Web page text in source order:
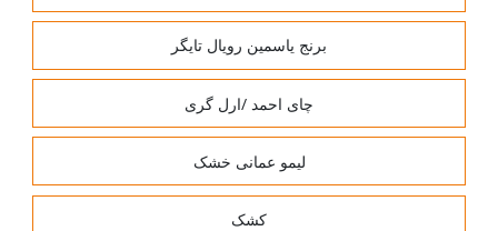
برنج یاسمین رویال تایگر
چای احمد /ارل گری
لیمو عمانی خشک
کشک